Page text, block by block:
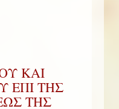
ΚΑΙ
ΕΠΙ ΤΗΣ
ΤΗΣ